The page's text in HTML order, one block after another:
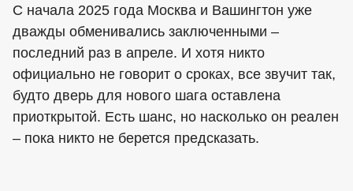
С начала 2025 года Москва и Вашингтон уже
дважды обменивались заключенными –
последний раз в апреле. И хотя никто
официально не говорит о сроках, все звучит так,
будто дверь для нового шага оставлена
приоткрытой. Есть шанс, но насколько он реален
– пока никто не берется предсказать.